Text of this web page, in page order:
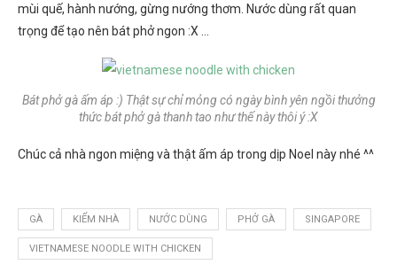
mùi quế, hành nướng, gừng nướng thơm. Nước dùng rất quan
trọng để tạo nên bát phở ngon :X …
Bát phở gà ấm áp :) Thật sự chỉ mỏng có ngày bình yên ngồi thưởng
thức bát phở gà thanh tao như thế này thôi ý :X
Chúc cả nhà ngon miệng và thật ấm áp trong dịp Noel này nhé ^^
GÀ KIẾM NHÀ NƯỚC DÙNG PHỞ GÀ SINGAPORE
VIETNAMESE NOODLE WITH CHICKEN